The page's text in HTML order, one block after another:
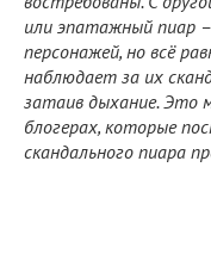
или эпатажный пиар
персонажей, но всё
наблюдает за их
затаив дыхание. Это
блогерах, которые
скандального пиара